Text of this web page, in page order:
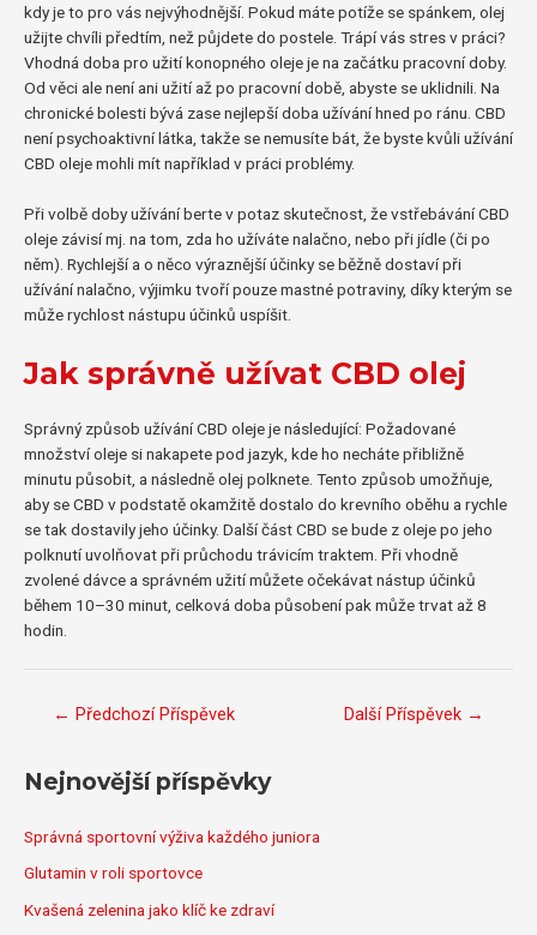
kdy je to pro vás nejvýhodnější. Pokud máte potíže se spánkem, olej
užijte chvíli předtím, než půjdete do postele. Trápí vás stres v práci?
Vhodná doba pro užití konopného oleje je na začátku pracovní doby.
Od věci ale není ani užití až po pracovní době, abyste se uklidnili. Na
chronické bolesti bývá zase nejlepší doba užívání hned po ránu. CBD
není psychoaktivní látka, takže se nemusíte bát, že byste kvůli užívání
CBD oleje mohli mít například v práci problémy.
Při volbě doby užívání berte v potaz skutečnost, že vstřebávání CBD
oleje závisí mj. na tom, zda ho užíváte nalačno, nebo při jídle (či po
něm). Rychlejší a o něco výraznější účinky se běžně dostaví při
užívání nalačno, výjimku tvoří pouze mastné potraviny, díky kterým se
může rychlost nástupu účinků uspíšit.
Jak správně užívat CBD olej
Správný způsob užívání CBD oleje je následující: Požadované
množství oleje si nakapete pod jazyk, kde ho necháte přibližně
minutu působit, a následně olej polknete. Tento způsob umožňuje,
aby se CBD v podstatě okamžitě dostalo do krevního oběhu a rychle
se tak dostavily jeho účinky. Další část CBD se bude z oleje po jeho
polknutí uvolňovat při průchodu trávicím traktem. Při vhodně
zvolené dávce a správném užití můžete očekávat nástup účinků
během 10–30 minut, celková doba působení pak může trvat až 8
hodin.
Navigace
← Předchozí Příspěvek Další Příspěvek →
Nejnovější příspěvky
Správná sportovní výživa každého juniora
Glutamin v roli sportovce
Kvašená zelenina jako klíč ke zdraví